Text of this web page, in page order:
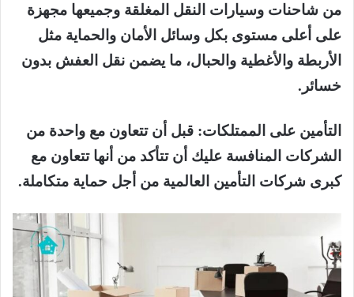
من شاحنات وسيارات النقل المغلقة وجميعها مجهزة
على أعلى مستوى بكل وسائل الأمان والحماية مثل
الأربطة والأغطية والحبال، ما يضمن نقل العفش بدون
خسائر.
التأمين على الممتلكات: قبل أن تتعاون مع واحدة من
الشركات المنافسة عليك أن تتأكد من أنها تتعاون مع
كبرى شركات التأمين العالمية من أجل حماية متكاملة.